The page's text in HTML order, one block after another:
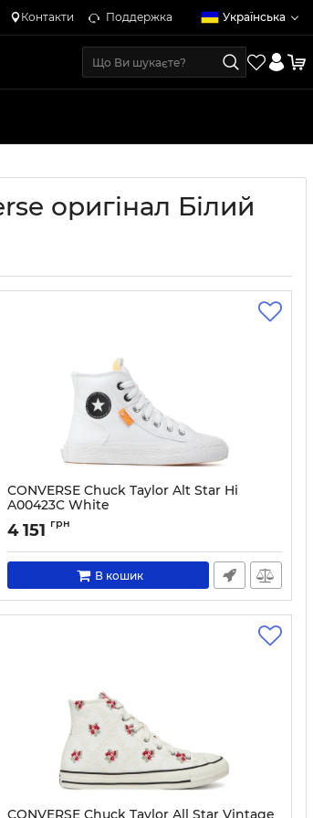
Контакти Поддержка Українська
оригінал Білий
CONVERSE Chuck Taylor Alt Star Hi
A00423C White
Артикул: 0000300889039-36
4 151 грн
В кошик
CONVERSE Chuck Taylor All Star Vintage